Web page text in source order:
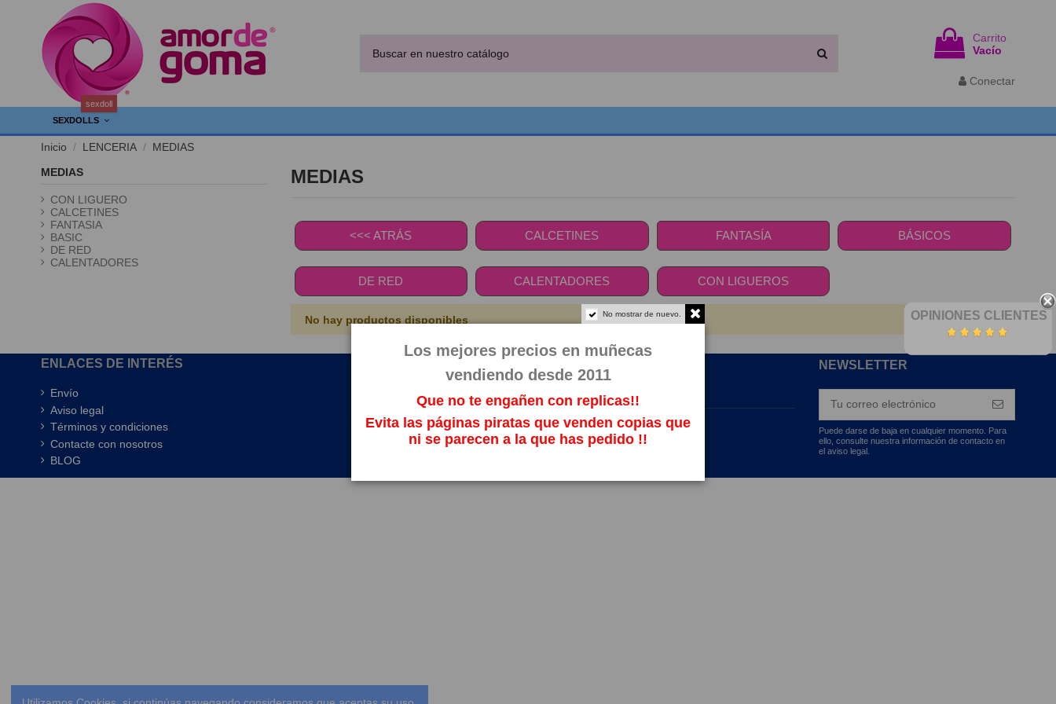
Carrito
Vacío
Conectar
SEXDOLLS
sexdoll
Inicio LENCERIA MEDIAS
MEDIAS
<<< ATRÁS CALCETINES FANTASÍA BÁSICOS
DE RED CALENTADORES CON LIGUEROS
No hay productos disponibles
MEDIAS
CON LIGUERO
CALCETINES
FANTASIA
BASIC
DE RED
CALENTADORES
ENLACES DE INTERÉS
Envío
Aviso legal
Términos y condiciones
Contacte con nosotros
BLOG
CONTACTE CON NOSOTROS
AMOR DE GOMA S.L.
info@amordegoma.com
OPINIONES CLIENTES
NEWSLETTER
Puede darse de baja en cualquier momento. Para
ello, consulte nuestra información de contacto en
el aviso legal.
No mostrar de nuevo.
Los mejores precios en muñecas
vendiendo desde 2011
Que no te engañen con replicas!!
Evita las páginas piratas que venden copias que
ni se parecen a la que has pedido !!